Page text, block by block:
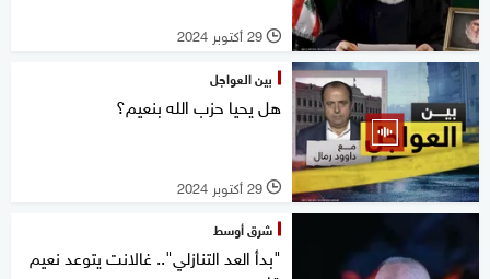
l 29 أكتوبر 2024
بين العواجل
هل يحيا حزب الله بنعيم؟
l 29 أكتوبر 2024
شرق أوسط
"بدأ العد التنازلي".. غالانت يتوعد نعيم